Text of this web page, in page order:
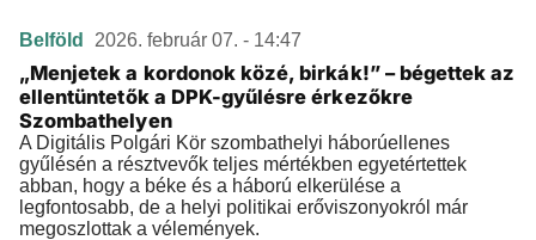
Belföld 2026. február 07. - 14:47
„Menjetek a kordonok közé, birkák!” – bégettek az
ellentüntetők a DPK-gyűlésre érkezőkre
Szombathelyen
A Digitális Polgári Kör szombathelyi háborúellenes
gyűlésén a résztvevők teljes mértékben egyetértettek
abban, hogy a béke és a háború elkerülése a
legfontosabb, de a helyi politikai erőviszonyokról már
megoszlottak a vélemények.